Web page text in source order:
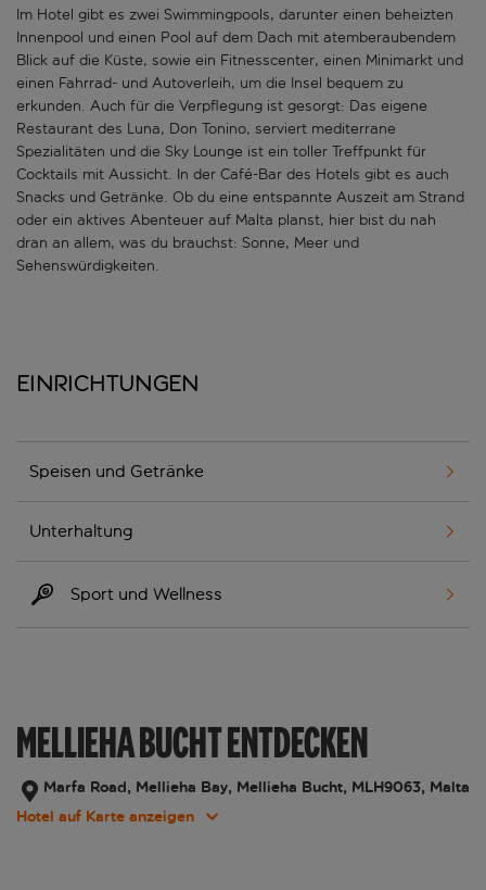
Im Hotel gibt es zwei Swimmingpools, darunter einen beheizten
Innenpool und einen Pool auf dem Dach mit atemberaubendem
Blick auf die Küste, sowie ein Fitnesscenter, einen Minimarkt und
einen Fahrrad- und Autoverleih, um die Insel bequem zu
erkunden. Auch für die Verpflegung ist gesorgt: Das eigene
Restaurant des Luna, Don Tonino, serviert mediterrane
Spezialitäten und die Sky Lounge ist ein toller Treffpunkt für
Cocktails mit Aussicht. In der Café-Bar des Hotels gibt es auch
Snacks und Getränke. Ob du eine entspannte Auszeit am Strand
oder ein aktives Abenteuer auf Malta planst, hier bist du nah
dran an allem, was du brauchst: Sonne, Meer und
Sehenswürdigkeiten.
Einrichtungen
Speisen und Getränke
Unterhaltung
Sport und Wellness
MELLIEHA BUCHT ENTDECKEN
Marfa Road, Mellieha Bay, Mellieha Bucht, MLH9063, Malta
Hotel auf Karte anzeigen